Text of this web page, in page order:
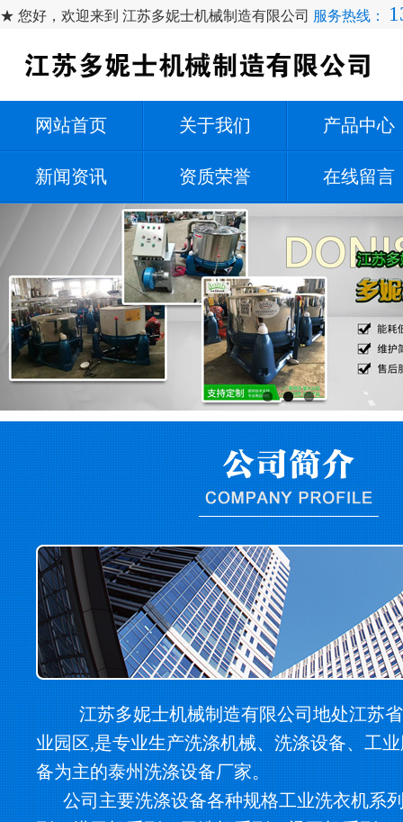
★ 您好，欢迎来到 江苏多妮士机械制造有限公司 服务热线：
网站首页 关于我们 产品中心
新闻资讯 资质荣誉 在线留言
江苏多妮士机械制造有限公司地处江苏
业园区,是专业生产洗涤机械、洗涤设备、工
备为主的泰州洗涤设备厂家。
公司主要洗涤设备各种规格工业洗衣机系